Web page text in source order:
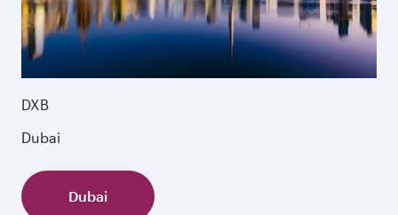
DXB
Dubai
Dubai